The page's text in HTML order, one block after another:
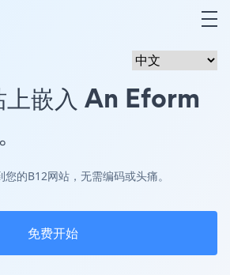
上嵌入 An Eform
的B12网站，无需编码或头痛。
免费开始